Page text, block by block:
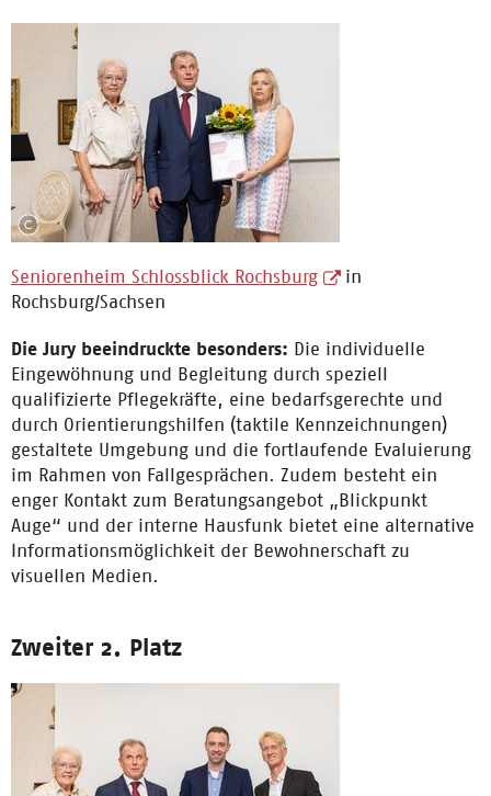
Seniorenheim Schlossblick Rochsburg
in
Rochsburg/Sachsen
Die Jury beeindruckte besonders: Die individuelle
Eingewöhnung und Begleitung durch speziell
qualifizierte Pflegekräfte, eine bedarfsgerechte und
durch Orientierungshilfen (taktile Kennzeichnungen)
gestaltete Umgebung und die fortlaufende Evaluierung
im Rahmen von Fallgesprächen. Zudem besteht ein
enger Kontakt zum Beratungsangebot „Blickpunkt
Auge“ und der interne Hausfunk bietet eine alternative
Informationsmöglichkeit der Bewohnerschaft zu
visuellen Medien.
Zweiter 2. Platz